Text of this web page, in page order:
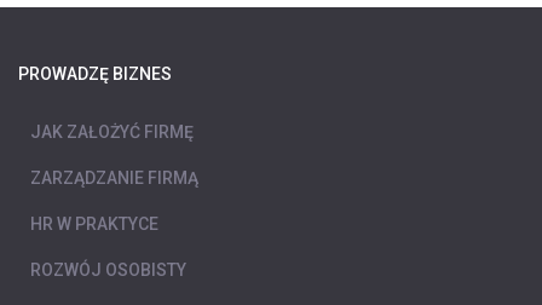
PROWADZĘ BIZNES
JAK ZAŁOŻYĆ FIRMĘ
ZARZĄDZANIE FIRMĄ
HR W PRAKTYCE
ROZWÓJ OSOBISTY